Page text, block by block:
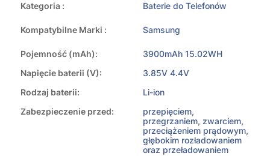
Kategoria : Baterie do Telefonów
Kompatybilne Marki : Samsung
Pojemność (mAh):
3900mAh 15.02WH
Napięcie baterii (V):
3.85V 4.4V
Rodzaj baterii:
Li-ion
Zabezpieczenie przed:
przepięciem,
przegrzaniem, zwarciem,
przeciążeniem prądowym,
głębokim rozładowaniem
oraz przeładowaniem